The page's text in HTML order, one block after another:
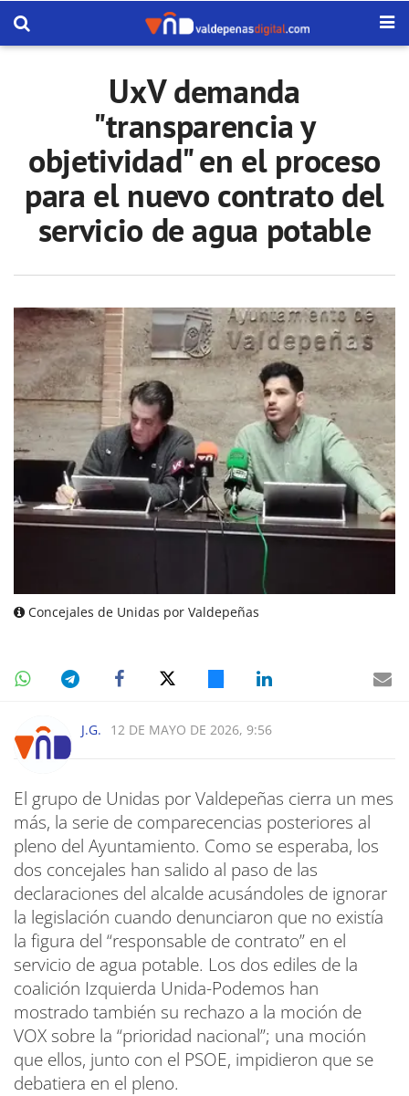
UxV demanda
"transparencia y
objetividad" en el proceso
para el nuevo contrato del
servicio de agua potable
Concejales de Unidas por Valdepeñas
J.G. 12 DE MAYO DE 2026, 9:56
El grupo de Unidas por Valdepeñas cierra un mes
más, la serie de comparecencias posteriores al
pleno del Ayuntamiento. Como se esperaba, los
dos concejales han salido al paso de las
declaraciones del alcalde acusándoles de ignorar
la legislación cuando denunciaron que no existía
la figura del “responsable de contrato” en el
servicio de agua potable. Los dos ediles de la
coalición Izquierda Unida-Podemos han
mostrado también su rechazo a la moción de
VOX sobre la “prioridad nacional”; una moción
que ellos, junto con el PSOE, impidieron que se
debatiera en el pleno.